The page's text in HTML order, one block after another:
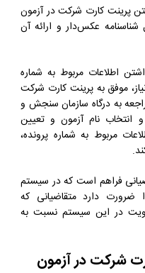
پرینت کارت شرکت در آزمون
عکس‌دار و ارائه آن
اطلاعات مربوط به شماره
موفق به پرینت کارت شرکت
به درگاه سازمان سنجش و
انتخاب نام آزمون و تعیین
مربوط به شماره پرونده،
فراهم است که در سیستم
ضرورت دارد متقاضیانی که
در این سیستم نسبت به
شرکت در آزمون